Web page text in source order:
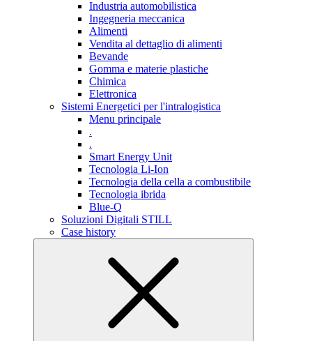
Industria automobilistica
Ingegneria meccanica
Alimenti
Vendita al dettaglio di alimenti
Bevande
Gomma e materie plastiche
Chimica
Elettronica
Sistemi Energetici per l'intralogistica
Menu principale
.
.
Smart Energy Unit
Tecnologia Li-Ion
Tecnologia della cella a combustibile
Tecnologia ibrida
Blue-Q
Soluzioni Digitali STILL
Case history